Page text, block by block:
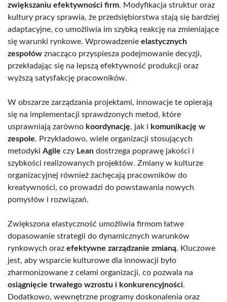
zwiększaniu efektywności firm. Modyfikacja struktur oraz
kultury pracy sprawia, że przedsiębiorstwa stają się bardziej
adaptacyjne, co umożliwia im szybką reakcję na zmieniające
się warunki rynkowe. Wprowadzenie elastycznych
zespołów znacząco przyspiesza podejmowanie decyzji,
przekładając się na lepszą efektywność produkcji oraz
wyższą satysfakcję pracowników.
W obszarze zarządzania projektami, innowacje te opierają
się na implementacji sprawdzonych metod, które
usprawniają zarówno koordynację, jak i komunikację w
zespole. Przykładowo, wiele organizacji stosujących
metodyki Agile czy Lean dostrzega poprawę jakości i
szybkości realizowanych projektów. Zmiany w kulturze
organizacyjnej również zachęcają pracowników do
kreatywności, co prowadzi do powstawania nowych
pomysłów i rozwiązań.
Zwiększona elastyczność umożliwia firmom łatwe
dopasowanie strategii do dynamicznych warunków
rynkowych oraz efektywne zarządzanie zmianą. Kluczowe
jest, aby wsparcie kulturowe dla innowacji było
zharmonizowane z celami organizacji, co pozwala na
osiągnięcie trwałego wzrostu i konkurencyjności.
Dodatkowo, wewnętrzne programy doskonalenia oraz